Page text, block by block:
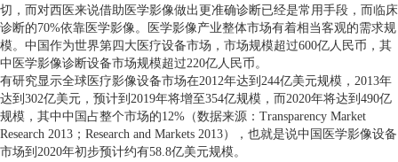
切，而对西医来说借助医学影像做出更准确诊断已经是常用手段，而临床
诊断的70%依靠医学影像。医学影像产业整体市场有着相当客观的需求规
模。中国作为世界第四大医疗设备市场，市场规模超过600亿人民币，其
中医学影像诊断设备市场规模超过220亿人民币。
有研究显示全球医疗影像设备市场在2012年达到244亿美元规模，2013年
达到302亿美元，预计到2019年将增至354亿规模，而2020年将达到490亿
规模，其中中国占整个市场的12%（数据来源：Transparency Market
Research 2013；Research and Markets 2013），也就是说中国医学影像设备
市场到2020年初步预计约有58.8亿美元规模。